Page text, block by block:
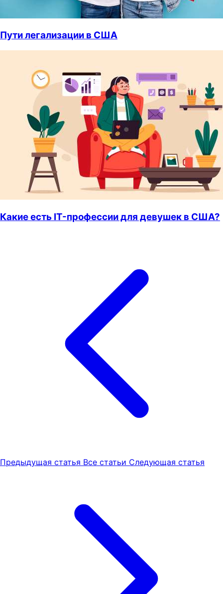
Пути легализации в США
Какие есть IT-профессии для девушек в США?
Предыдущая статья Все статьи Следующая статья